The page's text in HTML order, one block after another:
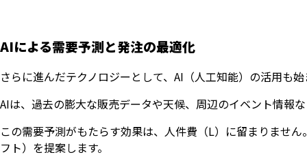
AIによる需要予測と発注の最適化
さらに進んだテクノロジーとして、AI（人工知能）の活用も
AIは、過去の膨大な販売データや天候、周辺のイベント情報
この需要予測がもたらす効果は、人件費（L）に留まりませ
フト）を提案します。